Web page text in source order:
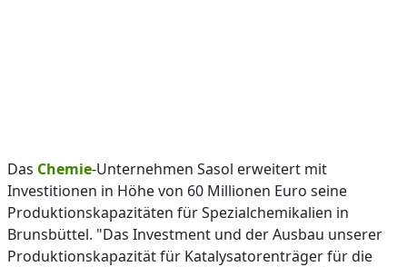
Das Chemie-Unternehmen Sasol erweitert mit
Investitionen in Höhe von 60 Millionen Euro seine
Produktionskapazitäten für Spezialchemikalien in
Brunsbüttel. "Das Investment und der Ausbau unserer
Produktionskapazität für Katalysatorenträger für die